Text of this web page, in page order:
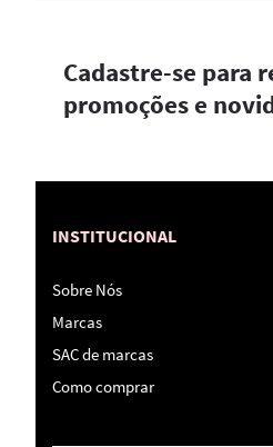
Cadastre-se para
promoções e
INSTITUCIONAL
Sobre Nós
Marcas
SAC de marcas
Como comprar